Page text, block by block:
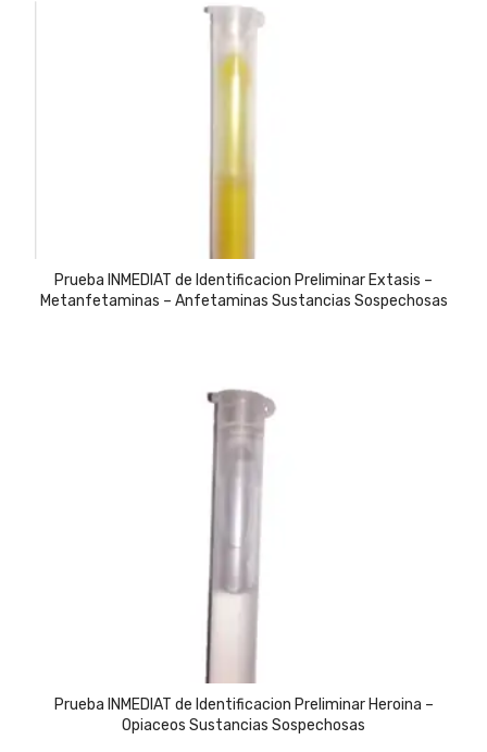
Prueba INMEDIAT de Identificacion Preliminar Extasis –
Metanfetaminas – Anfetaminas Sustancias Sospechosas
Prueba INMEDIAT de Identificacion Preliminar Heroina –
Opiaceos Sustancias Sospechosas